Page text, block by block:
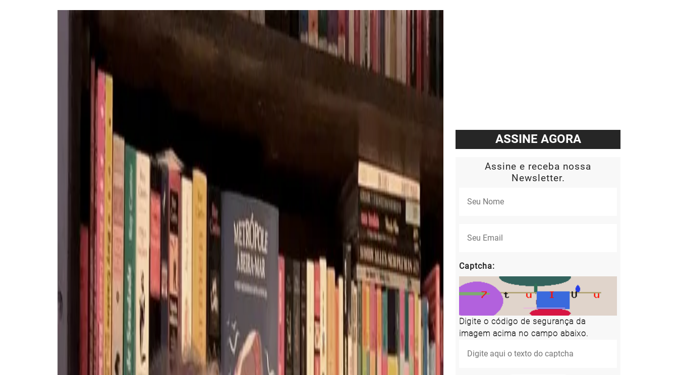
ASSINE AGORA
Assine e receba nossa
Newsletter.
Captcha:
Digite o código de segurança da
imagem acima no campo abaixo.